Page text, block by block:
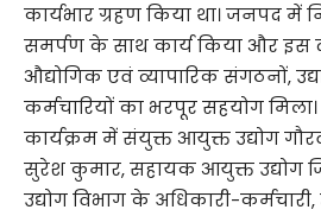
कार्यभार ग्रहण किया था। जनपद
समर्पण के साथ कार्य किया और इस
औद्योगिक एवं व्यापारिक संगठनों,
कर्मचारियों का भरपूर सहयोग मिला।
कार्यक्रम में संयुक्त आयुक्त उद्योग
सुरेश कुमार, सहायक आयुक्त उद्योग
उद्योग विभाग के अधिकारी-